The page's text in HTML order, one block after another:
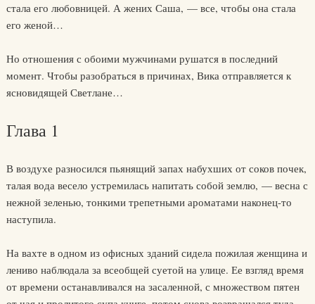
стала его любовницей. А жених Саша, — все, чтобы она стала
его женой…
Но отношения с обоими мужчинами рушатся в последний
момент. Чтобы разобраться в причинах, Вика отправляется к
ясновидящей Светлане…
Глава 1
В воздухе разносился пьянящий запах набухших от соков почек,
талая вода весело устремилась напитать собой землю, — весна с
нежной зеленью, тонкими трепетными ароматами наконец-то
наступила.
На вахте в одном из офисных зданий сидела пожилая женщина и
лениво наблюдала за всеобщей суетой на улице. Ее взгляд время
от времени останавливался на засаленной, с множеством пятен